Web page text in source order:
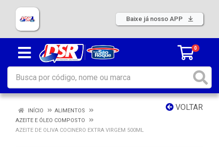
Baixe já nosso APP
0
VOLTAR
INÍCIO
ALIMENTOS
AZEITE E ÓLEO COMPOSTO
AZEITE DE OLIVA COCINERO EXTRA VIRGEM 500ML